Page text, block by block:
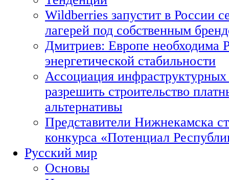
Wildberries запустит в России
лагерей под собственным
Дмитриев: Европе необходима
энергетической стабильности
Ассоциация
разрешить строительство
альтернативы
Представители Нижнекамска
конкурса «Потенциал
Русский мир
Основы